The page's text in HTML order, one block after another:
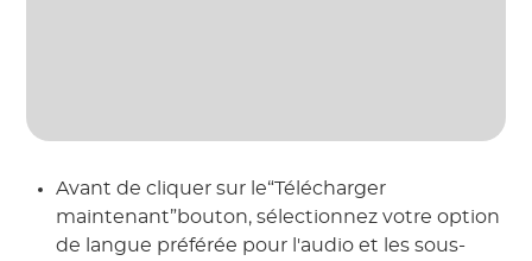
Avant de cliquer sur le“Télécharger
maintenant”bouton, sélectionnez votre option
de langue préférée pour l'audio et les sous-